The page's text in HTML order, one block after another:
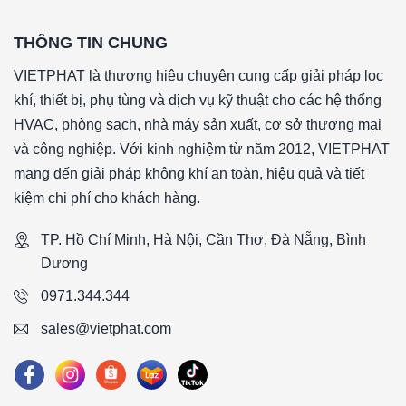
THÔNG TIN CHUNG
VIETPHAT là thương hiệu chuyên cung cấp giải pháp lọc
khí, thiết bị, phụ tùng và dịch vụ kỹ thuật cho các hệ thống
HVAC, phòng sạch, nhà máy sản xuất, cơ sở thương mại
và công nghiệp. Với kinh nghiệm từ năm 2012, VIETPHAT
mang đến giải pháp không khí an toàn, hiệu quả và tiết
kiệm chi phí cho khách hàng.
TP. Hồ Chí Minh, Hà Nội, Cần Thơ, Đà Nẵng, Bình
Dương
0971.344.344
sales@vietphat.com